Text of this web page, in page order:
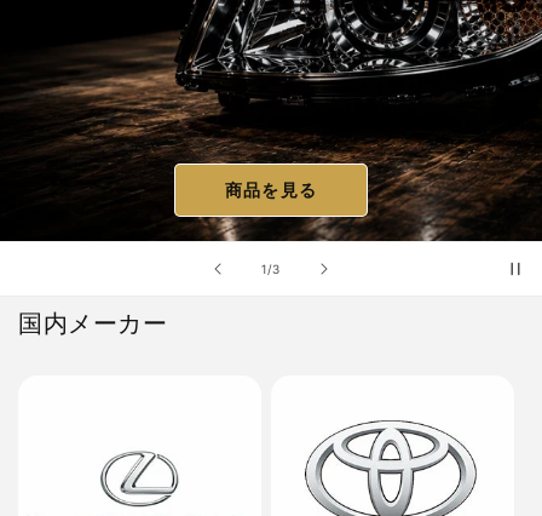
1/の
3
商品を見る
国内メーカー